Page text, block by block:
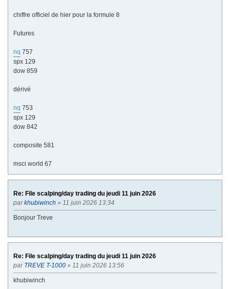
chiffre officiel de hier pour la formule 8
Futures
nq 757
spx 129
dow 859
dérivé
nq 753
spx 129
dow 842
composite 581
msci world 67
Re: File scalping/day trading du jeudi 11 juin 2026
parkhubiwinch » 11 juin 2026 13:34
Bonjour Treve
Re: File scalping/day trading du jeudi 11 juin 2026
par TREVE T-1000 » 11 juin 2026 13:56
khubiwinch